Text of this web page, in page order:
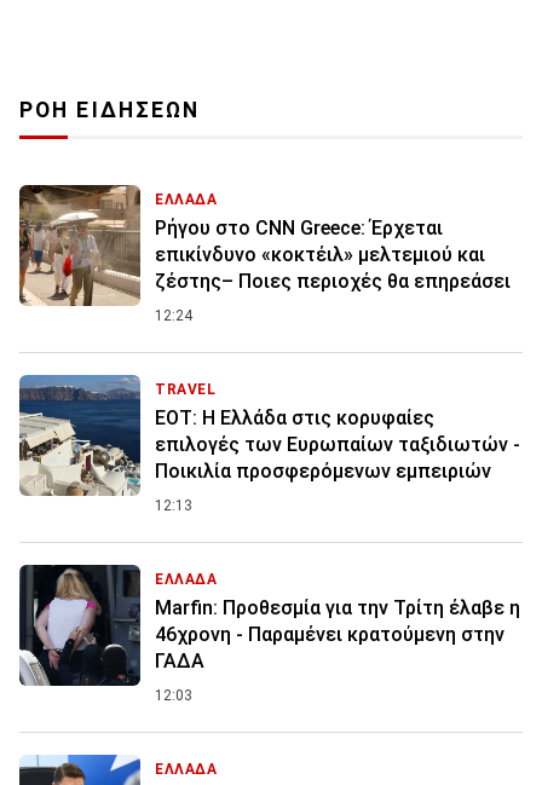
ΡΟΗ ΕΙΔΗΣΕΩΝ
ΕΛΛΑΔΑ
Ρήγου στο CNN Greece: Έρχεται
επικίνδυνο «κοκτέιλ» μελτεμιού και
ζέστης– Ποιες περιοχές θα επηρεάσει
12:24
TRAVEL
ΕΟΤ: Η Ελλάδα στις κορυφαίες
επιλογές των Ευρωπαίων ταξιδιωτών -
Ποικιλία προσφερόμενων εμπειριών
12:13
ΕΛΛΑΔΑ
Marfin: Προθεσμία για την Τρίτη έλαβε η
46χρονη - Παραμένει κρατούμενη στην
ΓΑΔΑ
12:03
ΕΛΛΑΔΑ